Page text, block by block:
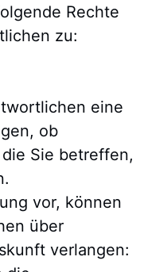
Rechte
zu:
eine
ob
Sie betreffen,
vor, können
über
verlangen: